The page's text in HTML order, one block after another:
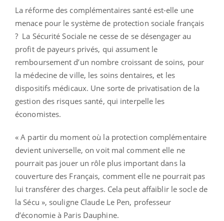
La réforme des complémentaires santé est-elle une
menace pour le système de protection sociale français
? La Sécurité Sociale ne cesse de se désengager au
profit de payeurs privés, qui assument le
remboursement d’un nombre croissant de soins, pour
la médecine de ville, les soins dentaires, et les
dispositifs médicaux. Une sorte de privatisation de la
gestion des risques santé, qui interpelle les
économistes.
« A partir du moment où la protection complémentaire
devient universelle, on voit mal comment elle ne
pourrait pas jouer un rôle plus important dans la
couverture des Français, comment elle ne pourrait pas
lui transférer des charges. Cela peut affaiblir le socle de
la Sécu », souligne Claude Le Pen, professeur
d’économie à Paris Dauphine.